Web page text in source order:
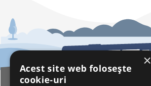
×
Acest site web folosește
cookie-uri